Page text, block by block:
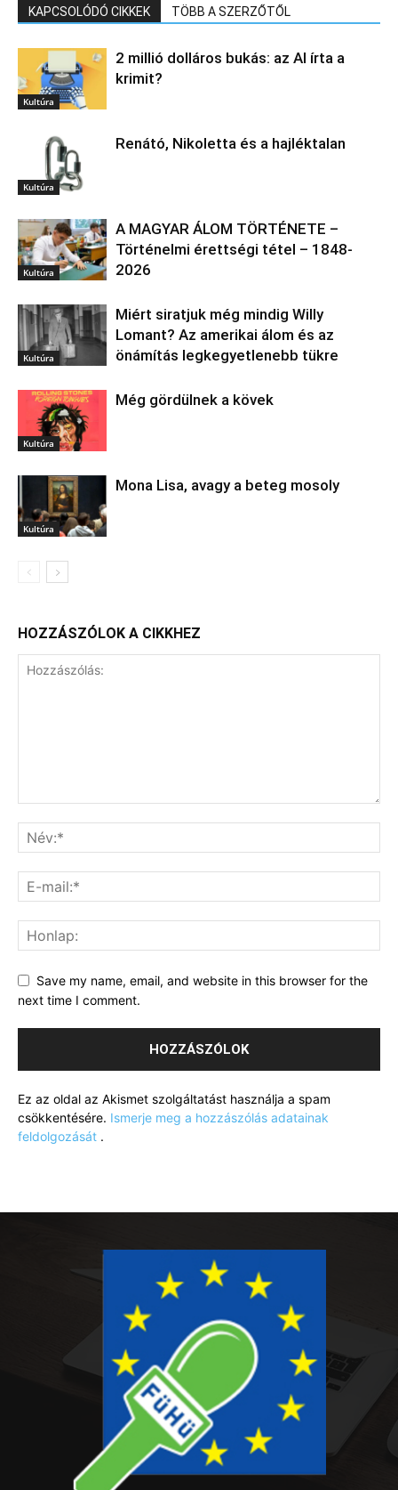
KAPCSOLÓDÓ CIKKEK TÖBB A SZERZŐTŐL
Kultúra
2 millió dolláros bukás: az AI írta a
krimit?
Kultúra
Renátó, Nikoletta és a hajléktalan
Kultúra
A MAGYAR ÁLOM TÖRTÉNETE –
Történelmi érettségi tétel – 1848-
2026
Kultúra
Miért siratjuk még mindig Willy
Lomant? Az amerikai álom és az
önámítás legkegyetlenebb tükre
Kultúra
Még gördülnek a kövek
Kultúra
Mona Lisa, avagy a beteg mosoly
HOZZÁSZÓLOK A CIKKHEZ
Save my name, email, and website in this browser for the
next time I comment.
Ez az oldal az Akismet szolgáltatást használja a spam
csökkentésére. Ismerje meg a hozzászólás adatainak
feldolgozását .